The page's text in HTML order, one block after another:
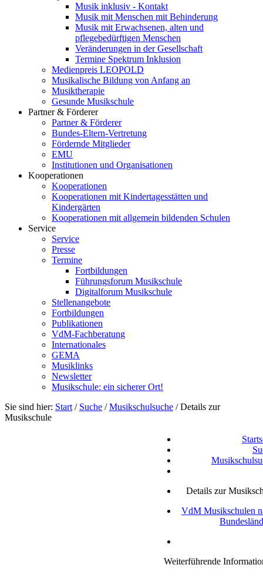
Musik inklusiv - Kontakt
Musik mit Menschen mit Behinderung
Musik mit Erwachsenen, alten und
pflegebedürftigen Menschen
Veränderungen in der Gesellschaft
Termine Spektrum Inklusion
Medienpreis LEOPOLD
Musikalische Bildung von Anfang an
Musiktherapie
Gesunde Musikschule
Partner & Förderer
Partner & Förderer
Bundes-Eltern-Vertretung
Fördernde Mitglieder
EMU
Institutionen und Organisationen
Kooperationen
Kooperationen
Kooperationen mit Kindertagesstätten und
Kindergärten
Kooperationen mit allgemein bildenden Schulen
Service
Service
Presse
Termine
Fortbildungen
Führungsforum Musikschule
Digitalforum Musikschule
Stellenangebote
Fortbildungen
Publikationen
VdM-Fachberatung
Internationales
GEMA
Musiklinks
Newsletter
Musikschule: ein sicherer Ort!
Sie sind hier: Start / Suche /Musikschulsuche /Details zur
Musikschule
Details zur
VdM Musikschulen
Weiterführende